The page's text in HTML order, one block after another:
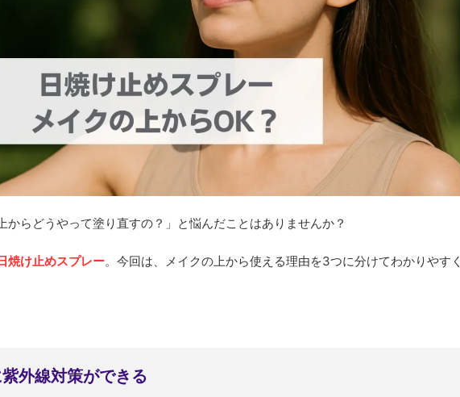
からどうやって塗り直すの？」と悩んだことはありませんか？
焼け止めスプレー。今回は、メイクの上から使える理由を3つに分けてわかりやすく
外線対策ができる